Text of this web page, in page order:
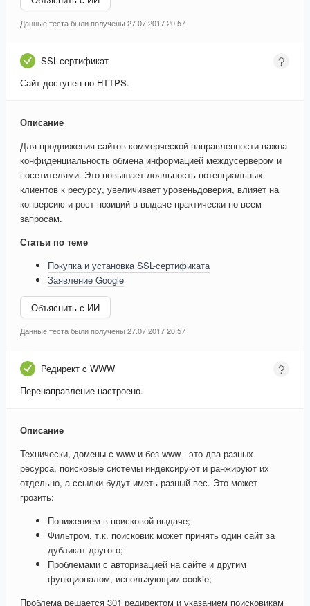
Данные теста были получены 27.07.2017 20:57
SSL-сертификат
Сайт доступен по HTTPS.
Описание
Для продвижения сайтов коммерческой направленности важна
конфиденциальность обмена информацией междусервером и
посетителями. Это повышает лояльность потенциальных
клиентов к ресурсу, увеличивает уровеньдоверия, влияет на
конверсию и рост позиций в выдаче практически по всем
запросам.
Статьи по теме
Покупка и установка SSL-сертификата
Заявление Google
Объяснить с ИИ
Данные теста были получены 27.07.2017 20:57
Редирект c WWW
Перенаправление настроено.
Описание
Технически, домены с www и без www - это два разных
ресурса, поисковые системы индексируют и ранжируют их
отдельно, а ссылки будут иметь разный вес. Это может
грозить:
Понижением в поисковой выдаче;
Фильтром, т.к. поисковик может принять один сайт за
дубликат другого;
Проблемами с авторизацией на сайте и другим
функционалом, использующим cookie;
Проблема решается 301 редиректом и указанием поисковикам